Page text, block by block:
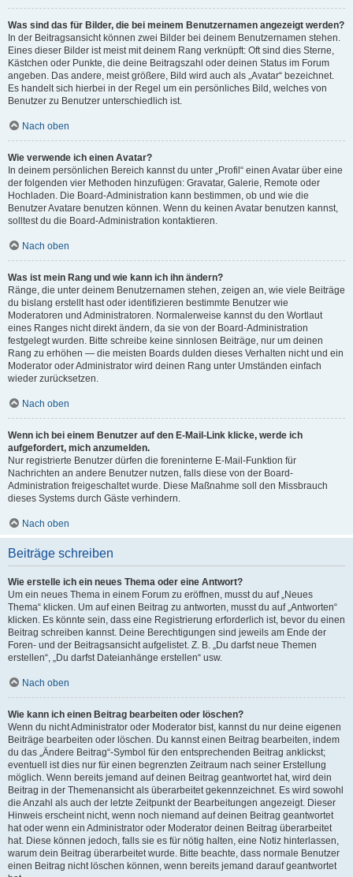
Was sind das für Bilder, die bei meinem Benutzernamen angezeigt werden?
In der Beitragsansicht können zwei Bilder bei deinem Benutzernamen stehen.
Eines dieser Bilder ist meist mit deinem Rang verknüpft: Oft sind dies Sterne,
Kästchen oder Punkte, die deine Beitragszahl oder deinen Status im Forum
angeben. Das andere, meist größere, Bild wird auch als „Avatar“ bezeichnet.
Es handelt sich hierbei in der Regel um ein persönliches Bild, welches von
Benutzer zu Benutzer unterschiedlich ist.
Nach oben
Wie verwende ich einen Avatar?
In deinem persönlichen Bereich kannst du unter „Profil“ einen Avatar über eine
der folgenden vier Methoden hinzufügen: Gravatar, Galerie, Remote oder
Hochladen. Die Board-Administration kann bestimmen, ob und wie die
Benutzer Avatare benutzen können. Wenn du keinen Avatar benutzen kannst,
solltest du die Board-Administration kontaktieren.
Nach oben
Was ist mein Rang und wie kann ich ihn ändern?
Ränge, die unter deinem Benutzernamen stehen, zeigen an, wie viele Beiträge
du bislang erstellt hast oder identifizieren bestimmte Benutzer wie
Moderatoren und Administratoren. Normalerweise kannst du den Wortlaut
eines Ranges nicht direkt ändern, da sie von der Board-Administration
festgelegt wurden. Bitte schreibe keine sinnlosen Beiträge, nur um deinen
Rang zu erhöhen — die meisten Boards dulden dieses Verhalten nicht und ein
Moderator oder Administrator wird deinen Rang unter Umständen einfach
wieder zurücksetzen.
Nach oben
Wenn ich bei einem Benutzer auf den E-Mail-Link klicke, werde ich
aufgefordert, mich anzumelden.
Nur registrierte Benutzer dürfen die foreninterne E-Mail-Funktion für
Nachrichten an andere Benutzer nutzen, falls diese von der Board-
Administration freigeschaltet wurde. Diese Maßnahme soll den Missbrauch
dieses Systems durch Gäste verhindern.
Nach oben
Beiträge schreiben
Wie erstelle ich ein neues Thema oder eine Antwort?
Um ein neues Thema in einem Forum zu eröffnen, musst du auf „Neues
Thema“ klicken. Um auf einen Beitrag zu antworten, musst du auf „Antworten“
klicken. Es könnte sein, dass eine Registrierung erforderlich ist, bevor du einen
Beitrag schreiben kannst. Deine Berechtigungen sind jeweils am Ende der
Foren- und der Beitragsansicht aufgelistet. Z. B. „Du darfst neue Themen
erstellen“, „Du darfst Dateianhänge erstellen“ usw.
Nach oben
Wie kann ich einen Beitrag bearbeiten oder löschen?
Wenn du nicht Administrator oder Moderator bist, kannst du nur deine eigenen
Beiträge bearbeiten oder löschen. Du kannst einen Beitrag bearbeiten, indem
du das „Ändere Beitrag“-Symbol für den entsprechenden Beitrag anklickst;
eventuell ist dies nur für einen begrenzten Zeitraum nach seiner Erstellung
möglich. Wenn bereits jemand auf deinen Beitrag geantwortet hat, wird dein
Beitrag in der Themenansicht als überarbeitet gekennzeichnet. Es wird sowohl
die Anzahl als auch der letzte Zeitpunkt der Bearbeitungen angezeigt. Dieser
Hinweis erscheint nicht, wenn noch niemand auf deinen Beitrag geantwortet
hat oder wenn ein Administrator oder Moderator deinen Beitrag überarbeitet
hat. Diese können jedoch, falls sie es für nötig halten, eine Notiz hinterlassen,
warum dein Beitrag überarbeitet wurde. Bitte beachte, dass normale Benutzer
einen Beitrag nicht löschen können, wenn bereits jemand darauf geantwortet